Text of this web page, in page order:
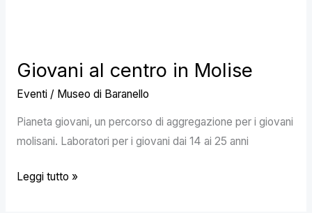
Giovani al centro in Molise
Eventi/ Museo di Baranello
Pianeta giovani, un percorso di aggregazione per i giovani
molisani. Laboratori per i giovani dai 14 ai 25 anni
Giovani
al
in
Molise
Leggi tutto »